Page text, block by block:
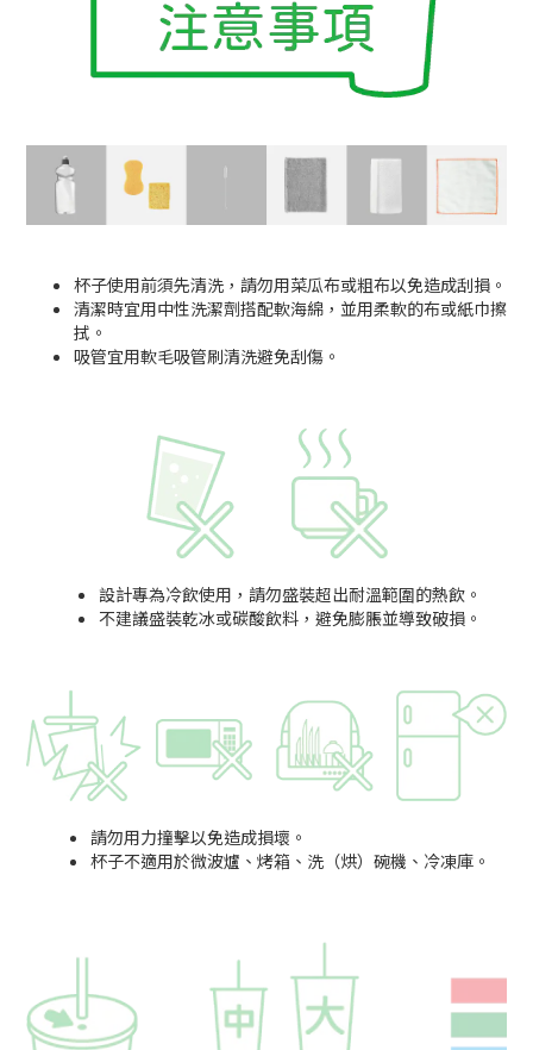
杯子使用前須先清洗，請勿用菜瓜布或粗布以免造成刮損。
清潔時宜用中性洗潔劑搭配軟海綿，並用柔軟的布或紙巾擦
拭。
吸管宜用軟毛吸管刷清洗避免刮傷。
設計專為冷飲使用，請勿盛裝超出耐溫範圍的熱飲。
不建議盛裝乾冰或碳酸飲料，避免膨脹並導致破損。
請勿用力撞擊以免造成損壞。
杯子不適用於微波爐、烤箱、洗（烘）碗機、冷凍庫。